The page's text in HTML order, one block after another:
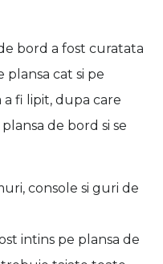
bord a fost curatata
plansa cat si pe
fi lipit, dupa care
de bord si se
console si guri de
intins pe plansa de